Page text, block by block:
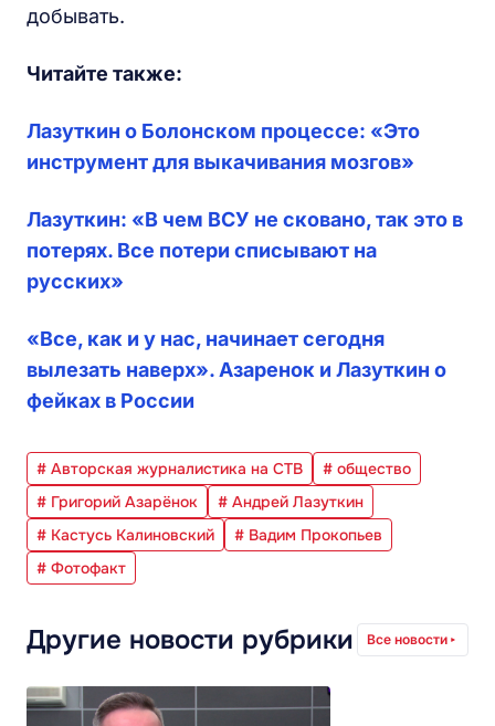
добывать.
Читайте также:
Лазуткин о Болонском процессе: «Это
инструмент для выкачивания мозгов»
Лазуткин: «В чем ВСУ не сковано, так это в
потерях. Все потери списывают на
русских»
«Вcе, как и у нас, начинает сегодня
вылезать наверх». Азаренок и Лазуткин о
фейках в России
# Авторская журналистика на СТВ
# общество
# Григорий Азарёнок
# Андрей Лазуткин
# Кастусь Калиновский
# Вадим Прокопьев
# Фотофакт
Другие новости рубрики Все новости